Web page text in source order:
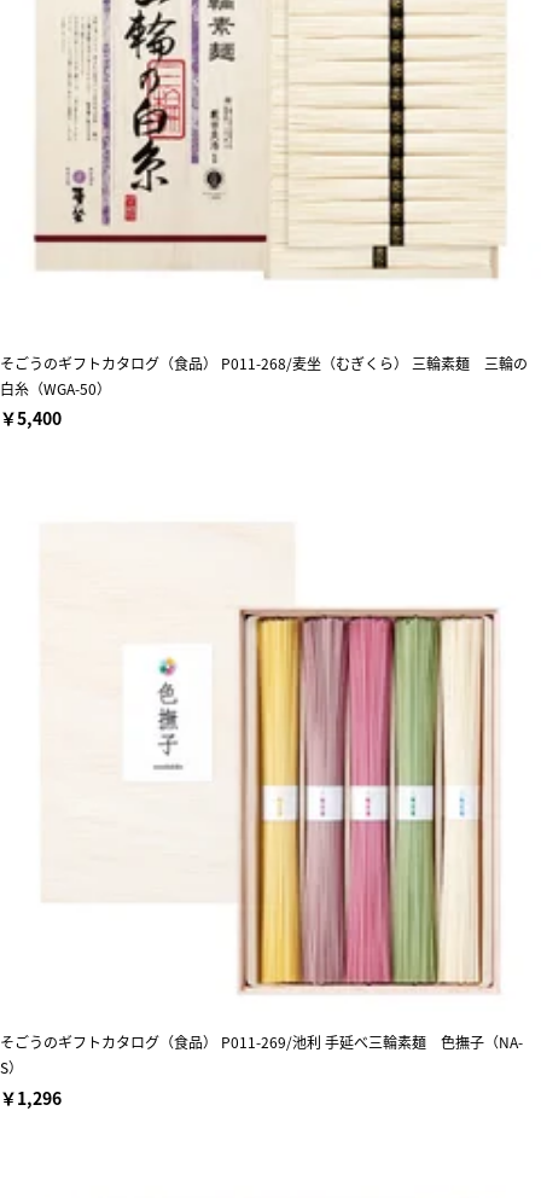
そごうのギフトカタログ（食品） P011-268/麦坐（むぎくら） 三輪素麺 三輪の
白糸（WGA-50）
￥5,400
そごうのギフトカタログ（食品） P011-269/池利 手延べ三輪素麺 色撫子（NA-
S）
￥1,296